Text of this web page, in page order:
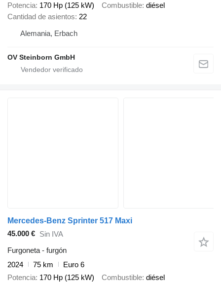
Potencia 170 Hp (125 kW) Combustible diésel
Cantidad de asientos 22
Alemania, Erbach
OV Steinborn GmbH
Mercedes-Benz Sprinter 517 Maxi
45.000 € Sin IVA
Furgoneta - furgón
2024
75 km
Euro 6
Potencia 170 Hp (125 kW) Combustible diésel